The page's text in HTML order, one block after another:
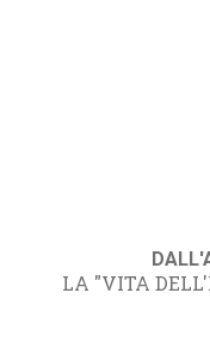
LA "VITA